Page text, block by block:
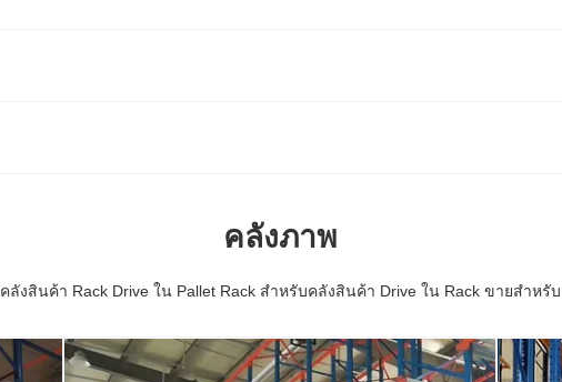
คลังภาพ
คลังสินค้า Rack Drive ใน Pallet Rack สําหรับคลังสินค้า Drive ใน Rack ขายสําหรับ